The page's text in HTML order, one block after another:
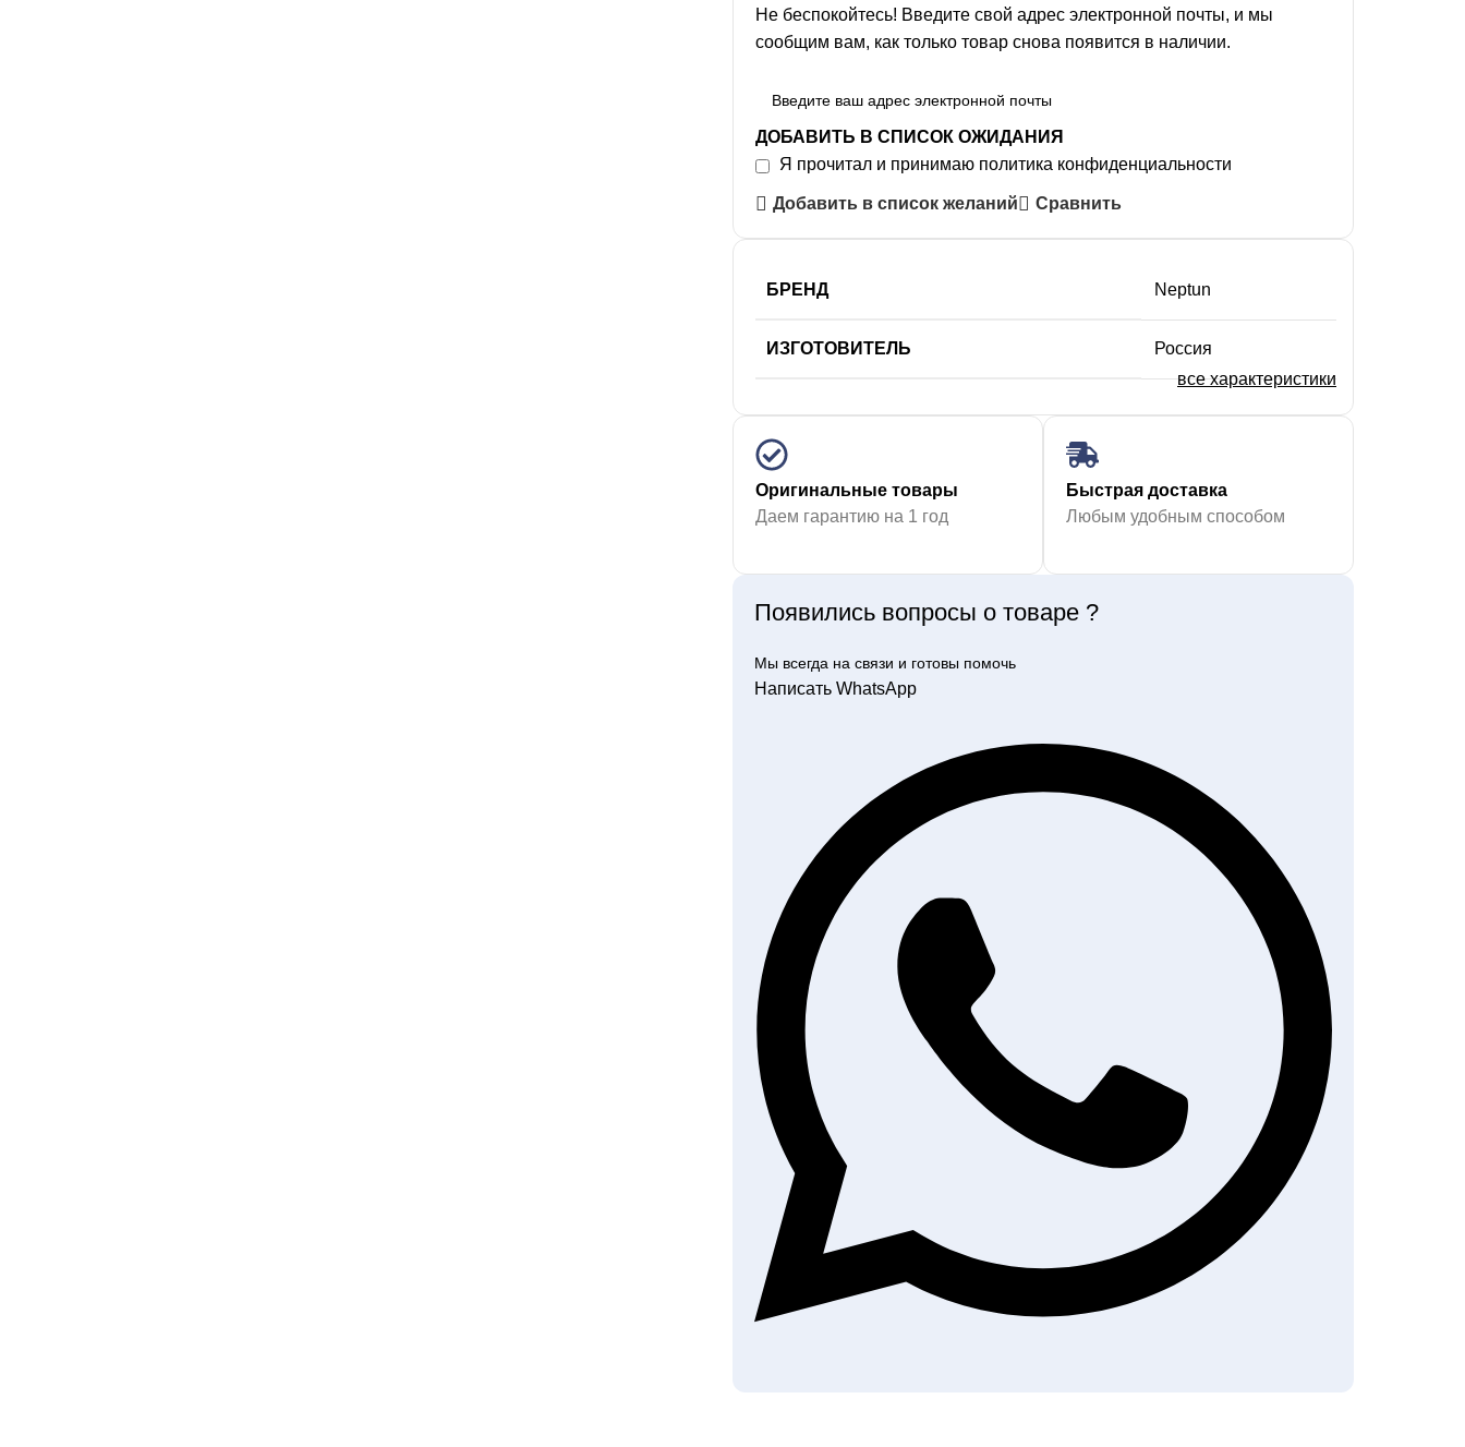
Не беспокойтесь! Введите свой адрес электронной почты, и мы
сообщим вам, как только товар снова появится в наличии.
ДОБАВИТЬ В СПИСОК ОЖИДАНИЯ
Я прочитал и принимаю политика конфиденциальности
Добавить в список желаний Сравнить
БРЕНД Neptun
ИЗГОТОВИТЕЛЬ
Россия
все характеристики
Оригинальные товары
Даем гарантию на 1 год
Быстрая доставка
Любым удобным способом
Появились вопросы о товаре ?
Мы всегда на связи и готовы помочь
Написать WhatsApp